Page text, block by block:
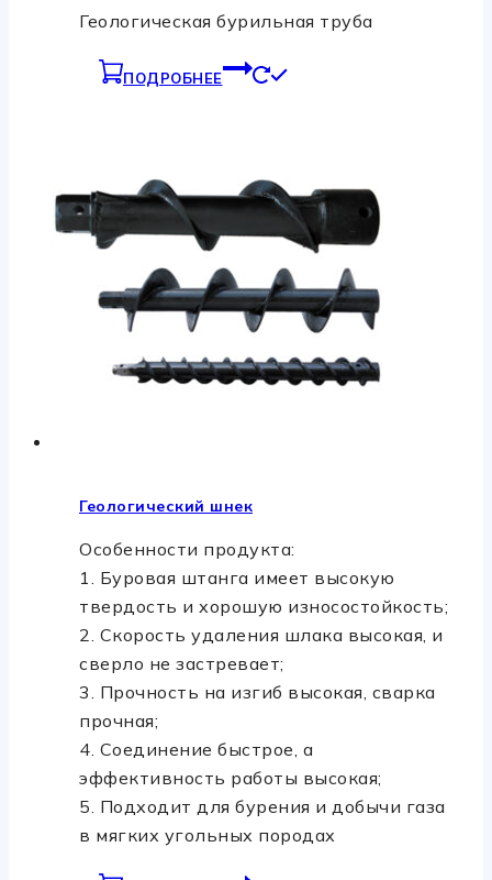
Геологическая бурильная труба
ПОДРОБНЕЕ
Геологический шнек
Особенности продукта:
1. Буровая штанга имеет высокую
твердость и хорошую износостойкость;
2. Скорость удаления шлака высокая, и
сверло не застревает;
3. Прочность на изгиб высокая, сварка
прочная;
4. Соединение быстрое, а
эффективность работы высокая;
5. Подходит для бурения и добычи газа
в мягких угольных породах